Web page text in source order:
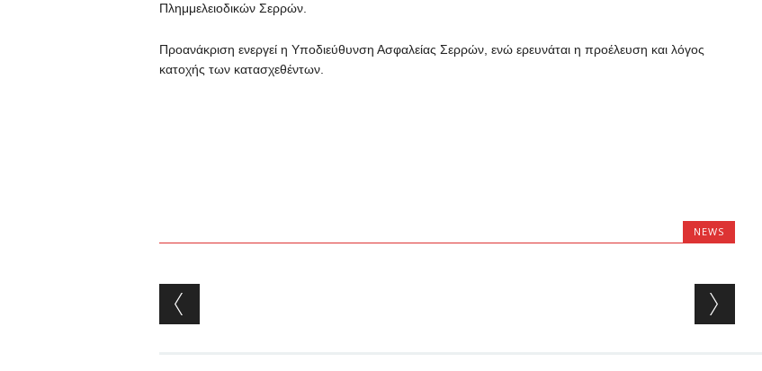
Πλημμελειοδικών Σερρών.
Προανάκριση ενεργεί η Υποδιεύθυνση Ασφαλείας Σερρών, ενώ ερευνάται η προέλευση και λόγος
κατοχής των κατασχεθέντων.
NEWS
Post navigation